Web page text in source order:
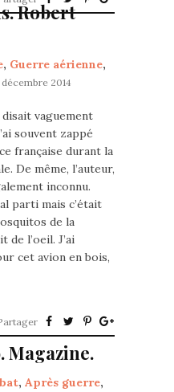
Robert
, Guerre aérienne,
2014
vaguement
souvent zappé
française durant la
De même, l’auteur,
inconnu.
parti mais c’était
de la
de l’oeil. J’ai
cet avion en bois,
Magazine.
, Après guerre,